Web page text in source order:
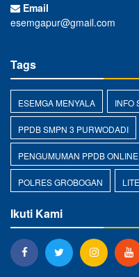
Email
esemgapur@gmail.com
Tags
ESEMGA MENYALA INFO
PPDB SMPN 3 PURWODADI
PENGUMUMAN PPDB
POLRES GROBOGAN
Ikuti Kami